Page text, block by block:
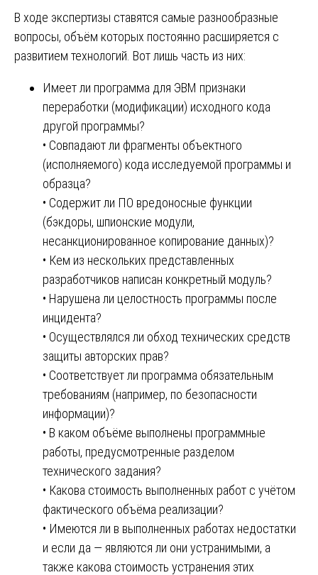
В ходе экспертизы ставятся самые разнообразные
вопросы, объём которых постоянно расширяется с
развитием технологий. Вот лишь часть из них:
Имеет ли программа для ЭВМ признаки
переработки (модификации) исходного кода
другой программы?
• Совпадают ли фрагменты объектного
(исполняемого) кода исследуемой программы и
образца?
• Содержит ли ПО вредоносные функции
(бэкдоры, шпионские модули,
несанкционированное копирование данных)?
• Кем из нескольких представленных
разработчиков написан конкретный модуль?
• Нарушена ли целостность программы после
инцидента?
• Осуществлялся ли обход технических средств
защиты авторских прав?
• Соответствует ли программа обязательным
требованиям (например, по безопасности
информации)?
• В каком объёме выполнены программные
работы, предусмотренные разделом
технического задания?
• Какова стоимость выполненных работ с учётом
фактического объёма реализации?
• Имеются ли в выполненных работах недостатки
и если да — являются ли они устранимыми, а
также какова стоимость устранения этих